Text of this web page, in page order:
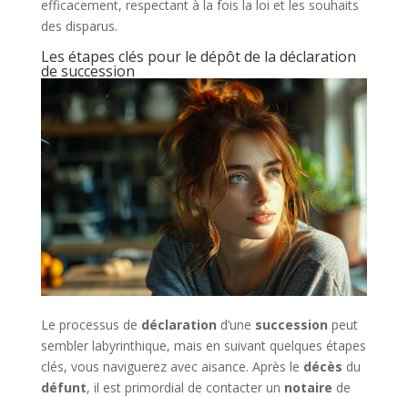
efficacement, respectant à la fois la loi et les souhaits
des disparus.
Les étapes clés pour le dépôt de la déclaration
de succession
Le processus de déclaration d’une succession peut
sembler labyrinthique, mais en suivant quelques étapes
clés, vous naviguerez avec aisance. Après le décès du
défunt, il est primordial de contacter un notaire de